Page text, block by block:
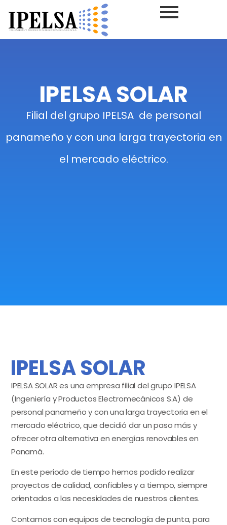
IPELSA SOLAR
Filial del grupo IPELSA de personal
panameño y con una larga trayectoria en
el mercado eléctrico.
IPELSA SOLAR
IPELSA SOLAR es una empresa filial del grupo IPELSA
(Ingeniería y Productos Electromecánicos S.A) de
personal panameño y con una larga trayectoria en el
mercado eléctrico, que decidió dar un paso más y
ofrecer otra alternativa en energías renovables en
Panamá.
En este periodo de tiempo hemos podido realizar
proyectos de calidad, confiables y a tiempo, siempre
orientados a las necesidades de nuestros clientes.
Contamos con equipos de tecnología de punta, para